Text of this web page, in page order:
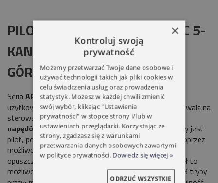
PILOT YOODA DC 920 ARTISTIC 5-
KANAŁOWY Z ZEGAREM
GÓRA/STOP/DÓŁ BIAŁY
SeriaARTISTICto awangardowy design, komfort
użytkowania oraz estetyka w jednym,5-kanałów
pozwala na
sterowaniepięcioma napędami bądź grupą do 20
napędów.Programator czasowy, w który wyposażony jest
pilot, pozwala na komfortowe sterowanie napędem poprzez
możliwość zaprogramowania godziny podnoszenia i
opuszczania osłon w trybie tygodniowym. Każdy kanał to
możliwość ustawienia indywidualnych godzin Posiada 3 tryby
×
Kontroluj swoją
prywatność
Możemy przetwarzać Twoje dane osobowe i
używać technologii takich jak pliki cookies w
celu świadczenia usług oraz prowadzenia
statystyk. Możesz w każdej chwili zmienić
swój wybór, klikając "Ustawienia
prywatności" w stopce strony i/lub w
ustawieniach przeglądarki. Korzystając ze
strony, zgadzasz się z warunkami
przetwarzania danych osobowych zawartymi
w polityce prywatności. Dowiedz się więcej »
ODRZUĆ WSZYSTKIE